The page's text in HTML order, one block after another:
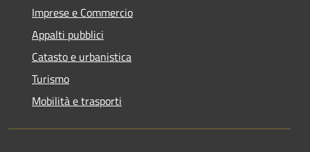
Imprese e Commercio
Appalti pubblici
Catasto e urbanistica
Turismo
Mobilità e trasporti